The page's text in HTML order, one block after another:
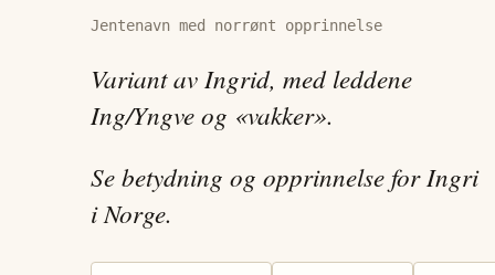
Jentenavn med norrønt opprinnelse
Variant av Ingrid, med leddene
Ing/Yngve og «vakker».
Se betydning og opprinnelse for Ingri
i Norge.